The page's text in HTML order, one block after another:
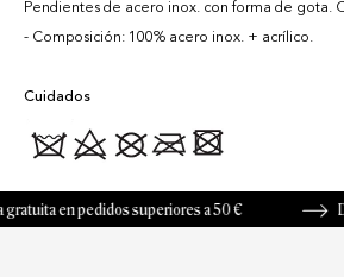
Pendientes de acero inox. con forma de gota.
Composición: 100% acero inox. + acrílico.
Cuidados
en pedidos superiores a 50 €